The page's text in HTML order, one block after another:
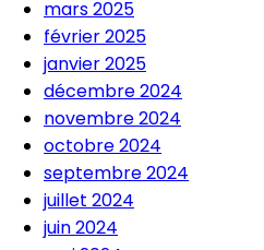
mars 2025
février 2025
janvier 2025
décembre 2024
novembre 2024
octobre 2024
septembre 2024
juillet 2024
juin 2024